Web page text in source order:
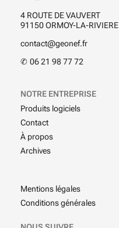
4 ROUTE DE VAUVERT
91150 ORMOY-LA-RIVIERE
contact@geonef.fr
✆ 06 21 98 77 72
NOTRE ENTREPRISE
Produits logiciels
Contact
À propos
Archives
Mentions légales
Conditions générales